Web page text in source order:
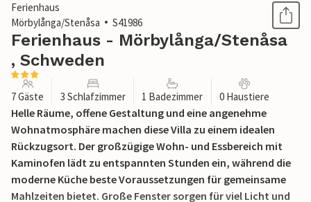
Ferienhaus
Mörbylånga/Stenåsa
S41986
Ferienhaus - Mörbylånga/Stenåsa
, Schweden
7 Gäste 3 Schlafzimmer 1 Badezimmer 0 Haustiere
Helle Räume, offene Gestaltung und eine angenehme
Wohnatmosphäre machen diese Villa zu einem idealen
Rückzugsort. Der großzügige Wohn- und Essbereich mit
Kaminofen lädt zu entspannten Stunden ein, während die
moderne Küche beste Voraussetzungen für gemeinsame
Mahlzeiten bietet. Große Fenster sorgen für viel Licht und